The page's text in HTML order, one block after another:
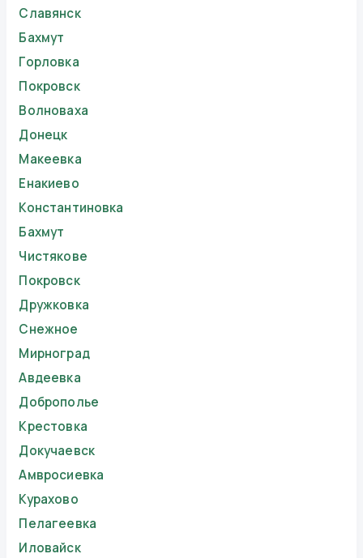
Славянск
Бахмут
Горловка
Покровск
Волноваха
Донецк
Макеевка
Енакиево
Константиновка
Бахмут
Чистякове
Покровск
Дружковка
Снежное
Мирноград
Авдеевка
Доброполье
Крестовка
Докучаевск
Амвросиевка
Курахово
Пелагеевка
Иловайск